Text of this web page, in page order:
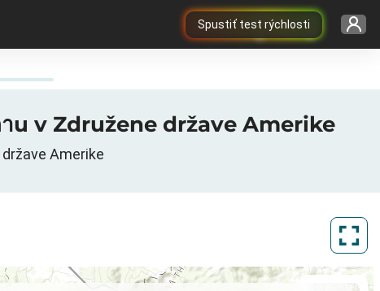
Spustiť test rýchlosti
u v Združene države Amerike
Amerike